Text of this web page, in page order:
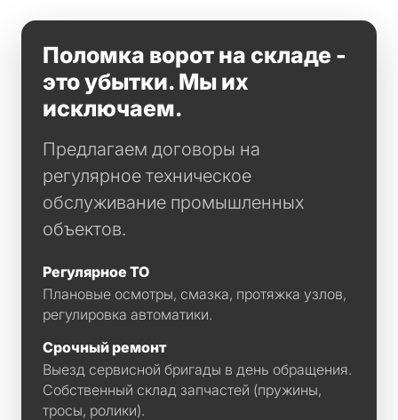
Поломка ворот на складе -
это убытки. Мы их
исключаем.
Предлагаем договоры на
регулярное техническое
обслуживание промышленных
объектов.
Регулярное ТО
Плановые осмотры, смазка, протяжка узлов,
регулировка автоматики.
Срочный ремонт
Выезд сервисной бригады в день обращения.
Собственный склад запчастей (пружины,
тросы, ролики).